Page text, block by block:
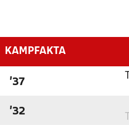
KAMPFAKTA
'37
'32